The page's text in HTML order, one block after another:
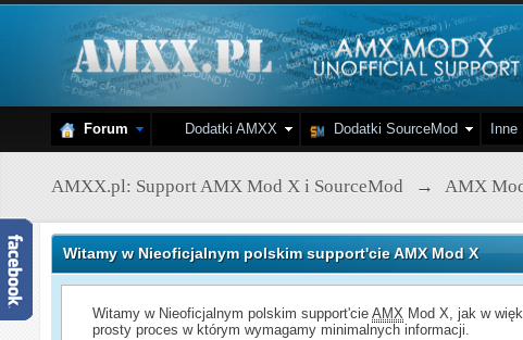
Forum Dodatki AMXX Dodatki SourceMod Inne
AMXX.pl: Support AMX Mod X i SourceMod → AMX
Witamy w Nieoficjalnym polskim support'cie AMX Mod X
Witamy w Nieoficjalnym polskim support'cieAMX Mod X, jak w
prosty proces w którym wymagamy minimalnych informacji.